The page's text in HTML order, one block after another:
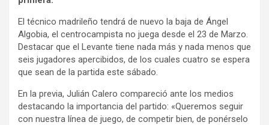
El técnico madrileño tendrá de nuevo la baja de Ángel
Algobia, el centrocampista no juega desde el 23 de Marzo.
Destacar que el Levante tiene nada más y nada menos que
seis jugadores apercibidos, de los cuales cuatro se espera
que sean de la partida este sábado.
En la previa, Julián Calero compareció ante los medios
destacando la importancia del partido: «Queremos seguir
con nuestra línea de juego, de competir bien, de ponérselo